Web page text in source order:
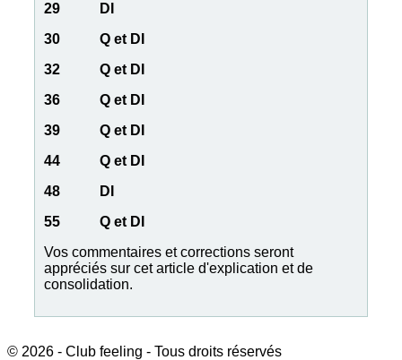
29 DI
30 Q et DI
32 Q et DI
36 Q et DI
39 Q et DI
44 Q et DI
48 DI
55 Q et DI
Vos commentaires et corrections seront
appréciés sur cet article d'explication et de
consolidation.
© 2026 - Club feeling - Tous droits réservés